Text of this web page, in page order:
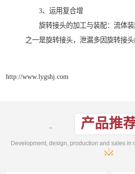
3、运用复合增
旋转接头的加工与装配：流体装
之一是旋转接头，泄漏多因旋转接头
http://www.lygshj.com
产品推